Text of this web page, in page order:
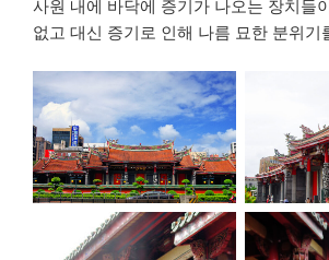
사원 내에 바닥에 증기가 나오는 장치들
없고 대신 증기로 인해 나름 묘한 분위기